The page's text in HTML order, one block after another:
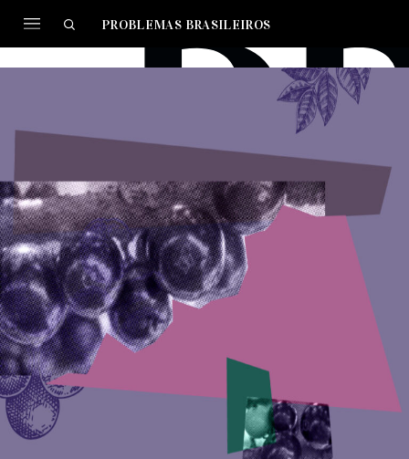
PROBLEMAS BRASILEIROS